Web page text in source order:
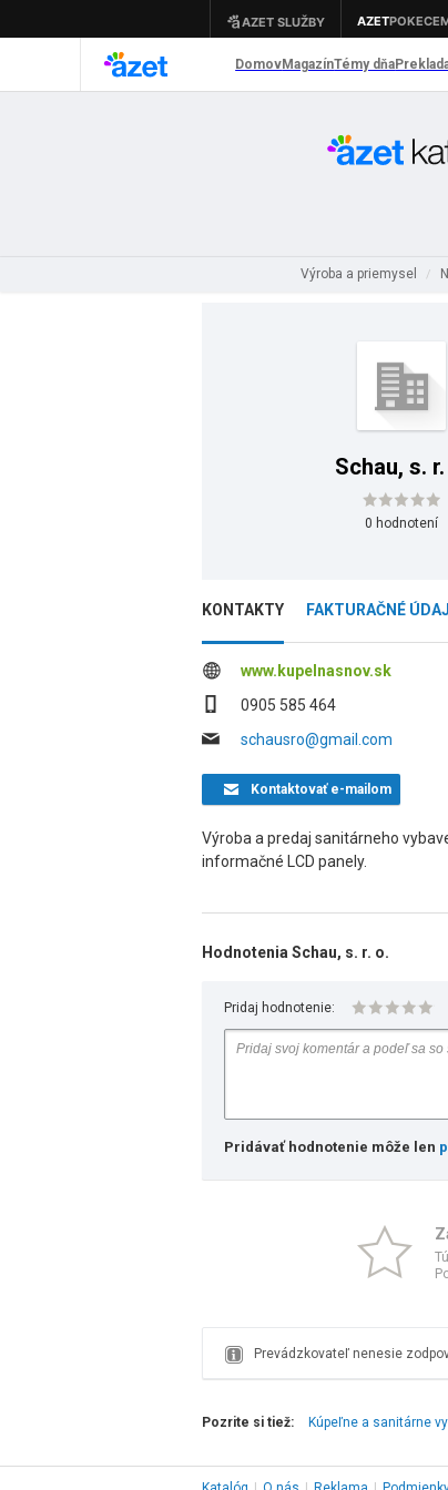
Výroba a priemysel /
Schau, s.
0 hodnotení
KONTAKTY FAKTURAČNÉ
www.kupelnasnov.sk
0905 585 464
schausro@gmail.com
Kontaktovaťe-mailom
Výroba a predaj sanitárneho
informačné LCD panely.
Hodnotenia Schau, s. r. o.
Pridaj hodnotenie:
Pridávať hodnotenie môže len
Prevádzkovateľ nenesie
Pozrite si tiež: Kúpeľne a sanitárne